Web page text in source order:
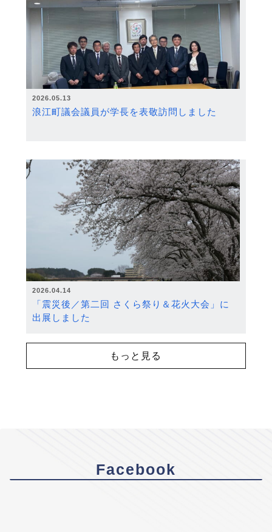
2026.05.13
浪江町議会議員が学長を表敬訪問しました
2026.04.14
「震災後／第二回 さくら祭り＆花火大会」に
出展しました
もっと見る
Facebook